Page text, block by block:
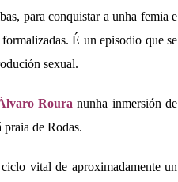
para conquistar a unha femia e
É un episodio que se
sexual.
Roura nunha inmersión de
de Rodas.
vital de aproximadamente un